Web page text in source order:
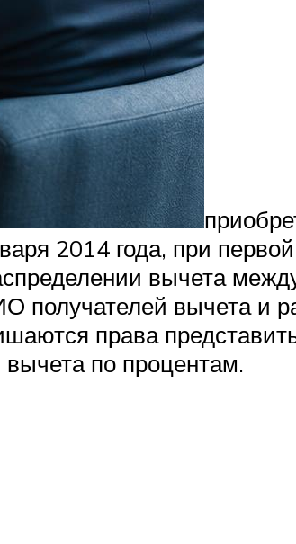
2014 года, при
вычета
получателей вычета и
права
вычета по процентам.